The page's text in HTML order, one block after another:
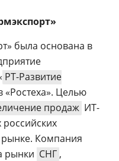
была основана в
РТ-Развитие
«Ростеха». Целью
продаж ИТ-
российских
Компания
рынки СНГ ,